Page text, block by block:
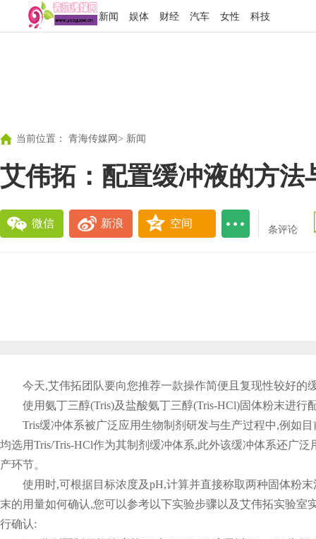
新闻 娱体 财经 汽车 女性 科技
当前位置： 青海传媒网 > 新闻
艾伟拓：配置缓冲液的方法
微信 新浪 空间
条评论
今天,艾伟拓团队要向您推荐一款操作简便且复现性较好的
使用氨丁三醇(Tris)及盐酸氨丁三醇(Tris-HCl)固体粉末进行
Tris缓冲体系被广泛应用生物制剂研发与生产过程中,例如
均选用Tris/Tris-HCl作为其制剂缓冲体系,此外该缓冲体系还广
产环节。
使用时,可根据目标浓度及pH,计算并直接称取两种固体粉
末的用量如何确认,您可以参考以下实验步骤以及艾伟拓实验室
行确认: